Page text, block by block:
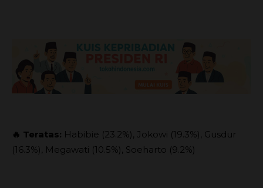
🔥 Teratas: Habibie (23.2%), Jokowi (19.3%), Gusdur
(16.3%), Megawati (10.5%), Soeharto (9.2%)